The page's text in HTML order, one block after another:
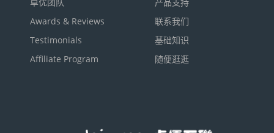
Awards & Reviews
Testimonials
Affiliate Program
联系我们
基础知识
随便逛逛